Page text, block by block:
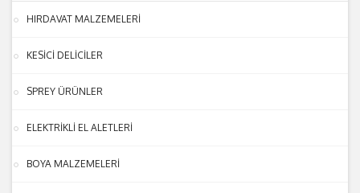
HIRDAVAT MALZEMELERİ
KESİCİ DELİCİLER
SPREY ÜRÜNLER
ELEKTRİKLİ EL ALETLERİ
BOYA MALZEMELERİ